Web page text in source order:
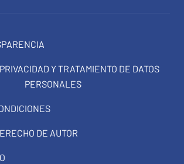
Y TRATAMIENTO DE DATOS
PERSONALES
DE AUTOR